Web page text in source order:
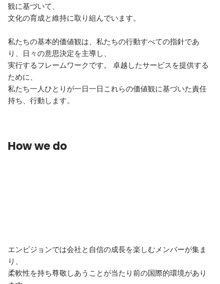
観に基づいて、
文化の育成と維持に取り組んでいます。
私たちの基本的価値観は、私たちの行動すべての指針であ
り、日々の意思決定を主導し、
実行するフレームワークです。 卓越したサービスを提供する
ために、
私たち一人ひとりが一日一日これらの価値観に基づいた責任
持ち、行動します。
How we do
エンビジョンでは会社と自信の成長を楽しむメンバーが集ま
り、
柔軟性を持ち尊敬しあうことが当たり前の国際的環境があり